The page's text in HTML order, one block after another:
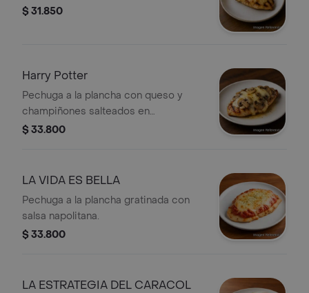
$ 31.850
Harry Potter
Pechuga a la plancha con queso y
champiñones salteados en
mantequilla.
$ 33.800
LA VIDA ES BELLA
Pechuga a la plancha gratinada con
salsa napolitana.
$ 33.800
LA ESTRATEGIA DEL CARACOL